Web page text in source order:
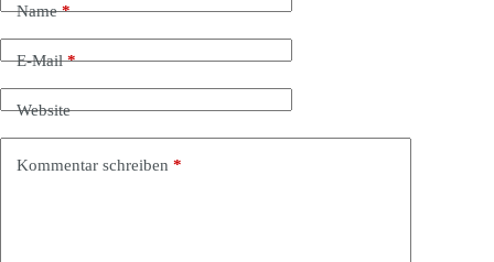
Name*
E-Mail*
Website
Kommentar schreiben *